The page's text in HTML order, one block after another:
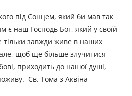
під Сонцем, який би мав так
є наш Господь Бог, який у своїй
тільки завжди живе в наших
щоб ще більше злучитися
приходить до нашої душі,
Св. Тома з Аквіна